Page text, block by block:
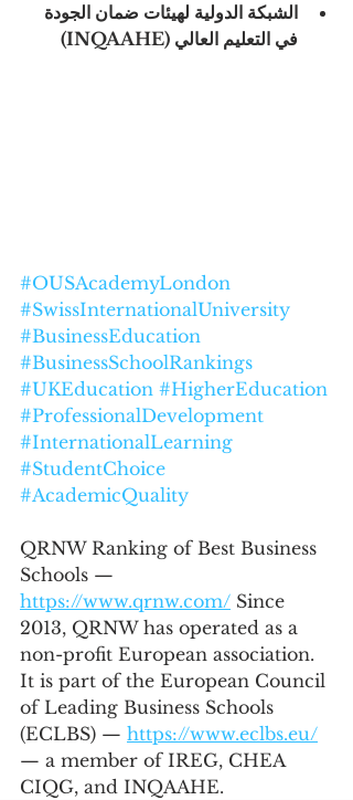
الشبكة الدولية لهيئات ضمان الجودة
في التعليم العالي (INQAAHE)
#OUSAcademyLondon
#SwissInternationalUniversity
#BusinessEducation
#BusinessSchoolRankings
#UKEducation #HigherEducation
#ProfessionalDevelopment
#InternationalLearning
#StudentChoice
#AcademicQuality
QRNW Ranking of Best Business
Schools —
https://www.qrnw.com/ Since
2013, QRNW has operated as a
non-profit European association.
It is part of the European Council
of Leading Business Schools
(ECLBS) — https://www.eclbs.eu/
— a member of IREG, CHEA
CIQG, and INQAAHE.